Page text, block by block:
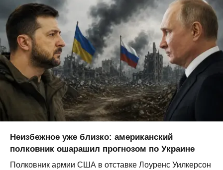
Неизбежное уже близко: американский
полковник ошарашил прогнозом по Украине
Полковник армии США в отставке Лоуренс Уилкерсон